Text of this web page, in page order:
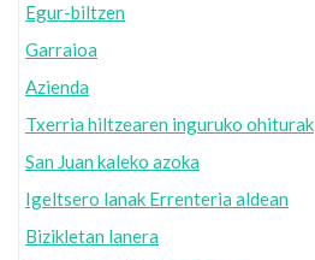
Egur-biltzen
Garraioa
Azienda
Txerria hiltzearen inguruko ohiturak
San Juan kaleko azoka
Igeltsero lanak Errenteria aldean
Bizikletan lanera